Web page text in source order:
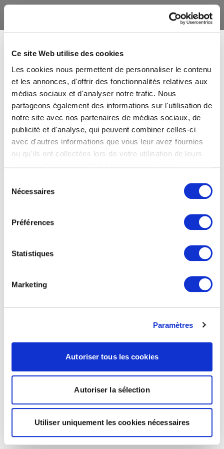
Ce site Web utilise des cookies
Les cookies nous permettent de personnaliser le contenu
et les annonces, d'offrir des fonctionnalités relatives aux
médias sociaux et d'analyser notre trafic. Nous
partageons également des informations sur l'utilisation de
notre site avec nos partenaires de médias sociaux, de
publicité et d'analyse, qui peuvent combiner celles-ci
avec d'autres informations que vous leur avez fournies
ou qu'ils ont collectées lors de votre utilisation de leurs
Nécessaires
Préférences
Statistiques
Marketing
Paramètres
Autoriser tous les cookies
Autoriser la sélection
Utiliser uniquement les cookies nécessaires